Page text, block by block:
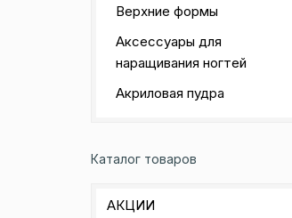
Верхние формы
Аксессуары для
наращивания ногтей
Акриловая пудра
Каталог товаров
АКЦИИ